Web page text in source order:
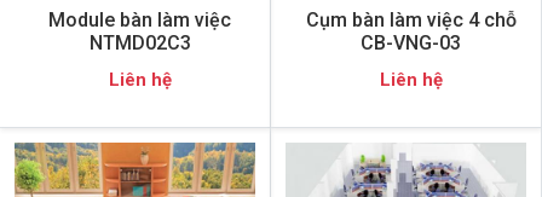
Module bàn làm việc
NTMD02C3
Liên hệ
Cụm bàn làm việc 4 chỗ
CB-VNG-03
Liên hệ